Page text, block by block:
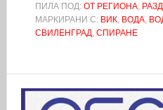
ПИЛА ПОД: ОТ РЕГИОНА,
МАРКИРАНИ С: ВИК, ВОДА,
СВИЛЕНГРАД, СПИРАНЕ